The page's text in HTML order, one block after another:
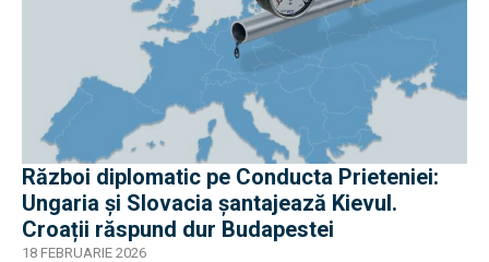
Război diplomatic pe Conducta Prieteniei:
Ungaria și Slovacia șantajează Kievul.
Croații răspund dur Budapestei
18 FEBRUARIE 2026